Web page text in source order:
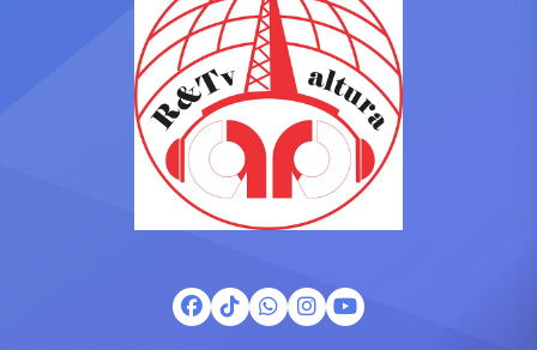
a cuestionar a la madre por
su asistencia con su menor
hijo entre los brazos, algo
que molestó al […]
nuestras tierras. Licencia
peruana entre los
documentos falsos del tío
Lucas En el episodio 4 de
Merlina 2, titulado […]